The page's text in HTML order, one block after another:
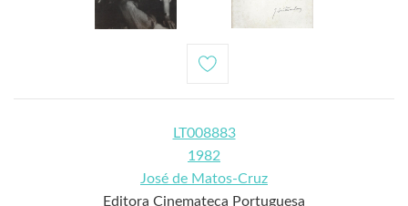
LT008883
1982
José de Matos-Cruz
Editora Cinemateca Portuguesa